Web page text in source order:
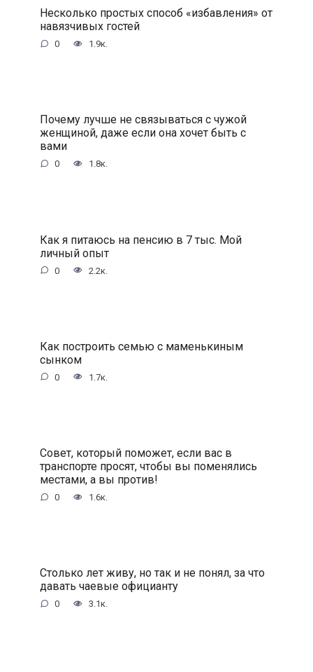
Несколько простых способ «избавления» от
навязчивых гостей
0 1.9к.
Почему лучше не связываться с чужой
женщиной, даже если она хочет быть с
вами
0 1.8к.
Как я питаюсь на пенсию в 7 тыс. Мой
личный опыт
0 2.2к.
Как построить семью с маменькиным
сынком
0 1.7к.
Совет, который поможет, если вас в
транспорте просят, чтобы вы поменялись
местами, а вы против!
0 1.6к.
Столько лет живу, но так и не понял, за что
давать чаевые официанту
0 3.1к.